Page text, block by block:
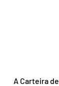
A Carteira